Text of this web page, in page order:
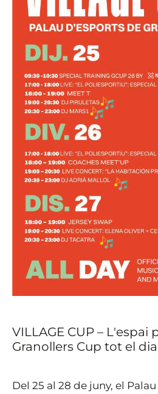
VILLAGE CUP – L'espai
Granollers Cup tot el dia
Del 25 al 28 de juny, el